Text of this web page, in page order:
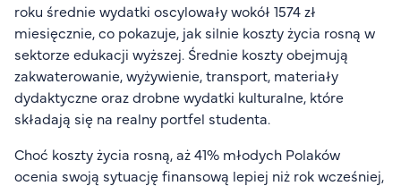
roku średnie wydatki oscylowały wokół 1574 zł
miesięcznie, co pokazuje, jak silnie koszty życia rosną w
sektorze edukacji wyższej. Średnie koszty obejmują
zakwaterowanie, wyżywienie, transport, materiały
dydaktyczne oraz drobne wydatki kulturalne, które
składają się na realny portfel studenta.
Choć koszty życia rosną, aż 41% młodych Polaków
ocenia swoją sytuację finansową lepiej niż rok wcześniej,